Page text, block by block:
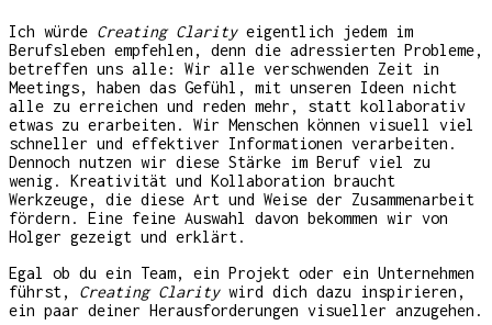
Ich würde Creating Clarityeigentlich jedem im
Berufsleben empfehlen, denn die adressierten Probleme,
betreffen uns alle: Wir alle verschwenden Zeit in
Meetings, haben das Gefühl, mit unseren Ideen nicht
alle zu erreichen und reden mehr, statt kollaborativ
etwas zu erarbeiten. Wir Menschen können visuell viel
schneller und effektiver Informationen verarbeiten.
Dennoch nutzen wir diese Stärke im Beruf viel zu
wenig. Kreativität und Kollaboration braucht
Werkzeuge, die diese Art und Weise der Zusammenarbeit
fördern. Eine feine Auswahl davon bekommen wir von
Holger gezeigt und erklärt.
Egal ob du ein Team, ein Projekt oder ein Unternehmen
führst, Creating Claritywird dich dazu inspirieren,
ein paar deiner Herausforderungen visueller anzugehen.